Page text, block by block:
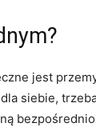
jest
siebie,